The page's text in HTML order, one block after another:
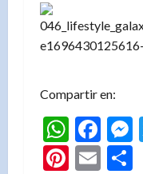
Compartir en: